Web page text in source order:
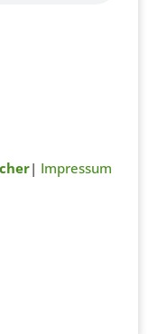
| Impressum